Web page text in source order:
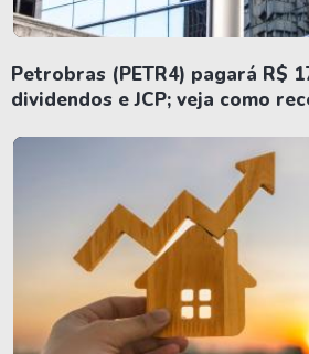
Petrobras (PETR4) pagará R$
dividendos e JCP; veja como